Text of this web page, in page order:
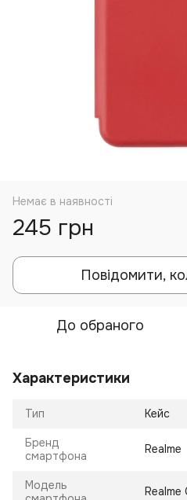
Немає в наявності
245 грн
Повідомити,
До обраного
Характеристики
Тип Кейс
Бренд
смартфона
Realme
Модель